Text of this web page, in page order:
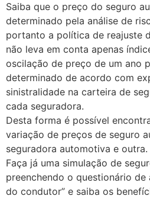
Saiba que o preço do seguro
determinado pela análise de
portanto a política de reajuste
não leva em conta apenas
oscilação de preço de um ano
determinado de acordo com
sinistralidade na carteira de
cada seguradora.
Desta forma é possível
variação de preços de seguro
seguradora automotiva e outra.
Faça já uma simulação de
preenchendo o questionário
do condutor” e saiba os